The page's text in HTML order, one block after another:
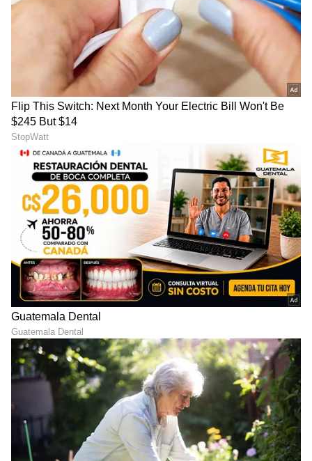
ಅನುಭವಿ ಆಟಗಾರರು ತಮ್ಮ ಗರಿಷ್ಠ ಸಮಯವನ್ನು
ಭಾರತೀಯ ಕ್ರಿಕೆಟ್‌ಗೆ ನೀಡಬೇಕು ಮತ್ತು ಐಪಿಎಲ್‌ನ ಘನತೆ
ಹಾಗೂ ಪ್ರತಿಷ್ಠೆಯನ್ನು ಕಾಪಾಡಬೇಕು. ಆದರೆ, ಈ ನಿಯಮ
ಯಾವಾಗ ಮತ್ತು ಹೇಗೆ ಜಾರಿಗೆ ಬರಲಿದೆ ಎಂಬುದು ಕ್ರಿಕೆಟ್
ಪ್ರೇಮಿಗಳಲ್ಲಿ ಭಾರಿ ಕುತೂಹಲ ಮೂಡಿಸಿದೆ. ಏಕೆಂದರೆ, ಕೆಲವು
ಪ್ರತಿಭಾವಂತ ಆಟಗಾರರಿಗೆ ದೇಶೀಯ ಕ್ರಿಕೆಟ್ ಅಥವಾ
ಐಪಿಎಲ್‌ನಲ್ಲಿ ನಿರೀಕ್ಷಿತ ಅವಕಾಶಗಳು ಸಿಗುತ್ತಿಲ್ಲ. ಅಂತಹ
ಸಂದರ್ಭದಲ್ಲಿ ಆಟಗಾರರಿಗೆ ವಿದೇಶಿ ಲೀಗ್ ಬಿಟ್ಟರೆ ಬೇರೆ
ಆಯ್ಕೆ ಇರುವುದಿಲ್ಲ, ಹೀಗಾಗಿ ಬಿಸಿಸಿಐ ಅಂತವರಿಗೆ ಹೇಗೆ
ಅವಕಾಶ ಕಲ್ಪಿಸಲಿದೆ ಎಂಬುದು ಕೂಡ ಇಲ್ಲಿ ಮುಖ್ಯವಾಗುತ್ತದೆ.
6